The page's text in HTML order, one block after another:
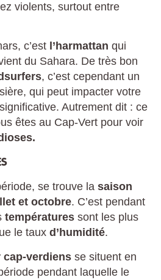
violents, surtout entre
c’est l’harmattan qui
du Sahara. De très bon
, c’est cependant un
qui peut impacter votre
Autrement dit : ce
êtes au Cap-Vert pour voir
se trouve la saison
et octobre. C’est pendant
températures sont les plus
le taux d’humidité.
cap-verdiens se situent en
pendant laquelle le